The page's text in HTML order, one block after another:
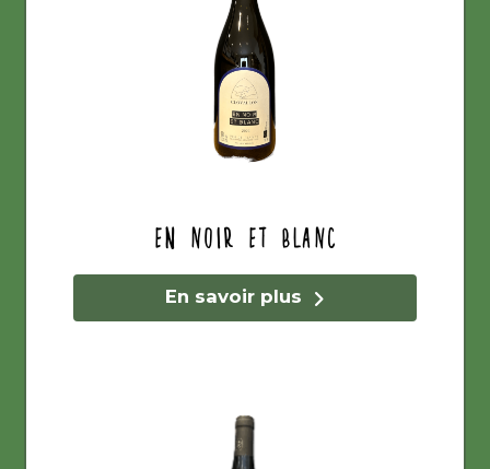
En Noir et Blanc
En savoir plus